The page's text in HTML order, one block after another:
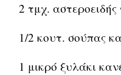
2 τμχ.
1/2 κουτ. σούπας
1 μικρό ξυλάκι